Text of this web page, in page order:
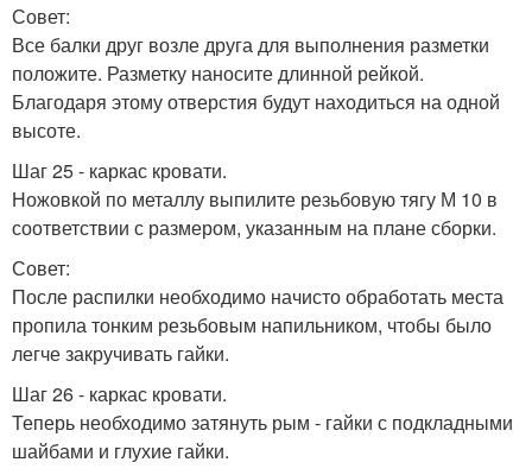
Совет:
Все балки друг возле друга для выполнения разметки
положите. Разметку наносите длинной рейкой.
Благодаря этому отверстия будут находиться на одной
высоте.
Шаг 25 - каркас кровати.
Ножовкой по металлу выпилите резьбовую тягу М 10 в
соответствии с размером, указанным на плане сборки.
Совет:
После распилки необходимо начисто обработать места
пропила тонким резьбовым напильником, чтобы было
легче закручивать гайки.
Шаг 26 - каркас кровати.
Теперь необходимо затянуть рым - гайки с подкладными
шайбами и глухие гайки.